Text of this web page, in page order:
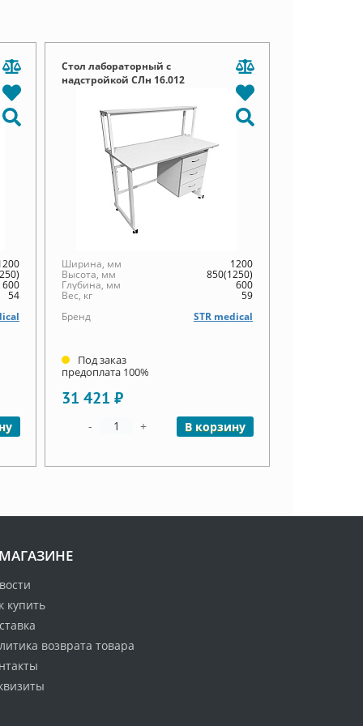
600
54
Стол лабораторный с
надстройкой СЛн 16.012
Ширина, мм 1200
Высота, мм 850(1250)
Глубина, мм 600
Вес, кг
59
Бренд
STR medical
Под заказ
предоплата 100%
31 421 ₽
- + В корзину
купить
возврата товара